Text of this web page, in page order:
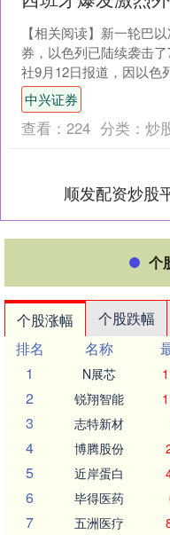
【相关阅读】新一轮巴
券，以色列已陆续袭击
社9月12日报道，因以色
责西班牙首相威胁以色列
召见了以色列驻....
中兴证券
查看： 224 分类： 炒
顺发配资炒股
个
个股涨幅 个股跌幅
排名
名称
1
N展芯
2 锐翔智能
3 志特新材
4 博腾股份
5 近岸蛋白
6 毕得医药
7 五洲医疗